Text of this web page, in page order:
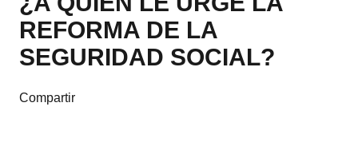
REFORMA DE LA
SEGURIDAD SOCIAL?
Compartir